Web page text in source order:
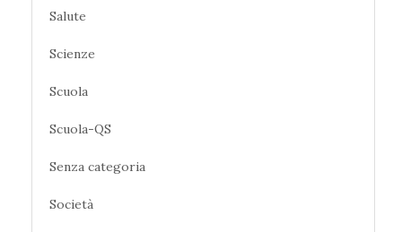
Salute
Scienze
Scuola
Scuola-QS
Senza categoria
Società